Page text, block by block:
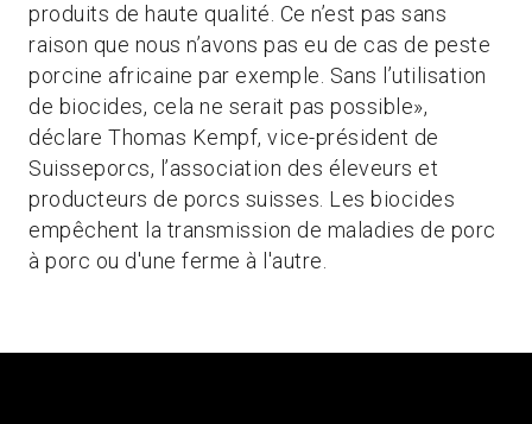
produits de haute qualité. Ce n’est pas sans
raison que nous n’avons pas eu de cas de peste
porcine africaine par exemple. Sans l’utilisation
de biocides, cela ne serait pas possible»,
déclare Thomas Kempf, vice-président de
Suisseporcs, l’association des éleveurs et
producteurs de porcs suisses. Les biocides
empêchent la transmission de maladies de porc
à porc ou d'une ferme à l'autre.